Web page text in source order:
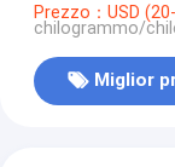
Prezzo：USD
chilogrammo/
Miglior